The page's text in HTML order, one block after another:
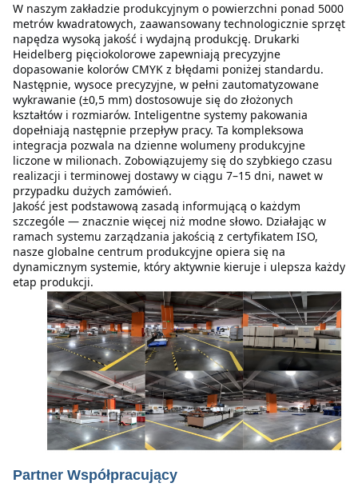
W naszym zakładzie produkcyjnym o powierzchni ponad 5000
metrów kwadratowych, zaawansowany technologicznie sprzęt
napędza wysoką jakość i wydajną produkcję. Drukarki
Heidelberg pięciokolorowe zapewniają precyzyjne
dopasowanie kolorów CMYK z błędami poniżej standardu.
Następnie, wysoce precyzyjne, w pełni zautomatyzowane
wykrawanie (±0,5 mm) dostosowuje się do złożonych
kształtów i rozmiarów. Inteligentne systemy pakowania
dopełniają następnie przepływ pracy. Ta kompleksowa
integracja pozwala na dzienne wolumeny produkcyjne
liczone w milionach. Zobowiązujemy się do szybkiego czasu
realizacji i terminowej dostawy w ciągu 7–15 dni, nawet w
przypadku dużych zamówień.
Jakość jest podstawową zasadą informującą o każdym
szczególe — znacznie więcej niż modne słowo. Działając w
ramach systemu zarządzania jakością z certyfikatem ISO,
nasze globalne centrum produkcyjne opiera się na
dynamicznym systemie, który aktywnie kieruje i ulepsza każdy
etap produkcji.
Partner Współpracujący